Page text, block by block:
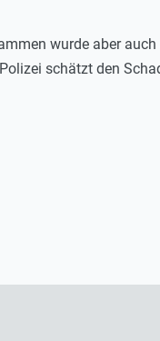
wurde aber
schätzt den